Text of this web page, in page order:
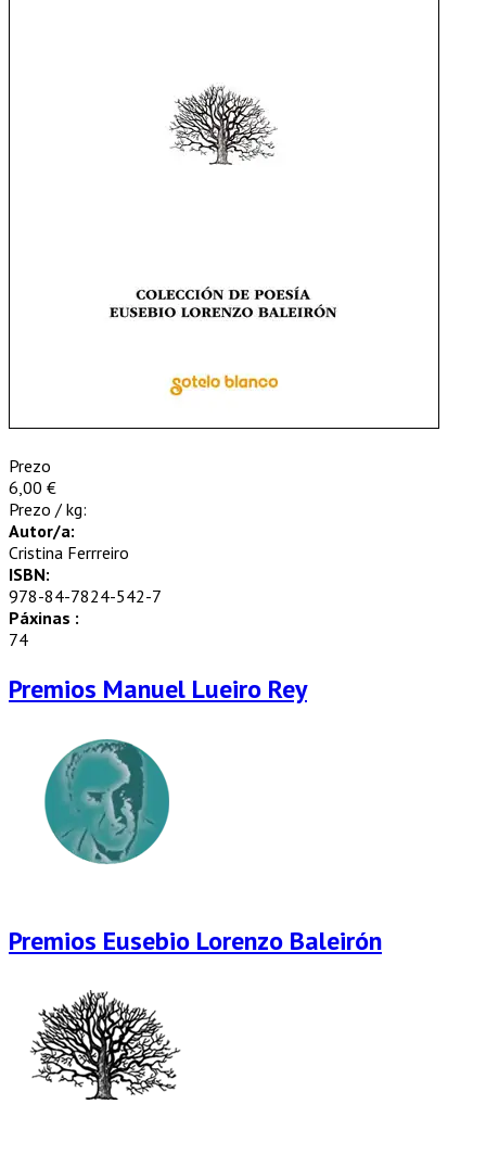
Prezo
6,00 €
Prezo / kg:
Autor/a:
Cristina Ferrreiro
ISBN:
978-84-7824-542-7
Páxinas :
74
Premios Manuel Lueiro Rey
Premios Eusebio Lorenzo Baleirón